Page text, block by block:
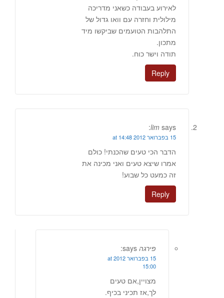
לאירוע בעבודה כשאני מדריכה
מילולית וחזרה עם וואו גדול של
התלהבות הטועמים שביקשו מיד
מתכון.
תודה וישר כוח.
Reply
lim says:
15 בפברואר 2012 at 14:48
הדבר הכי טעים שהכנתי! כולם
אמרו שיצא טעים ואני מכינה את
זה כמעט כל שבוע!
Reply
פירגה says:
15 בפברואר 2012 at
15:00
מצויין,אם טעים
לך,אז תכיני בכיף.